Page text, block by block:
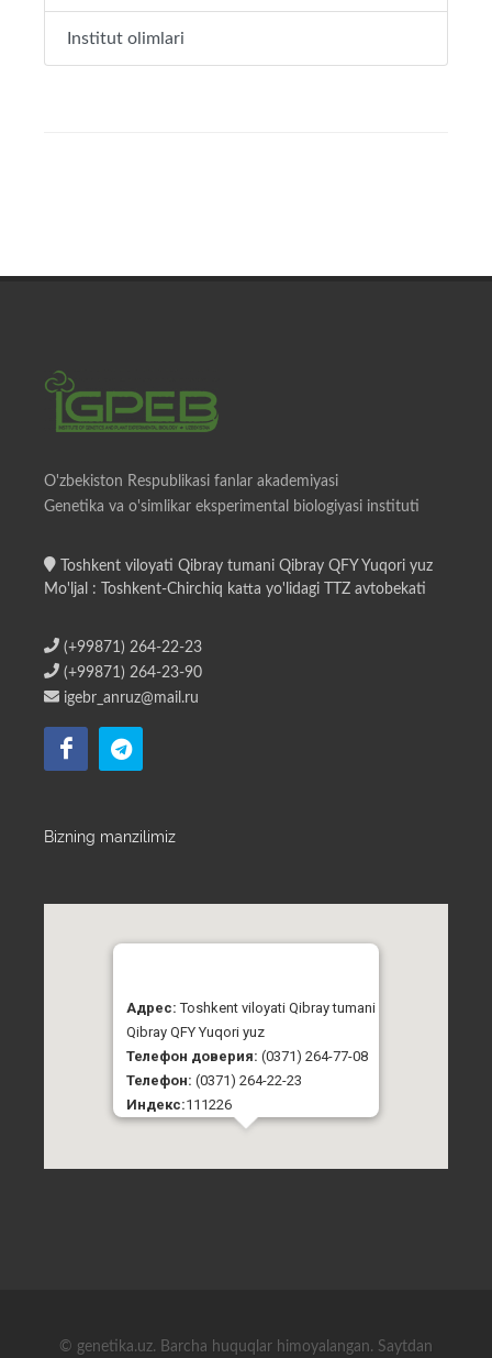
Institut olimlari
O'zbekiston Respublikasi fanlar akademiyasi
Genetika va o'simlikar eksperimental biologiyasi instituti
Toshkent viloyati Qibray tumani Qibray QFY Yuqori yuz
Mo'ljal : Toshkent-Chirchiq katta yo'lidagi TTZ avtobekati
(+99871) 264-22-23
(+99871) 264-23-90
igebr_anruz@mail.ru
Bizning manzilimiz
Адрес:Toshkent viloyati Qibray tumani
Qibray QFY Yuqori yuz
Телефон доверия: (0371) 264-77-08
Телефон: (0371) 264-22-23
Индекс:111226
© genetika.uz. Barcha huquqlar himoyalangan. Saytdan